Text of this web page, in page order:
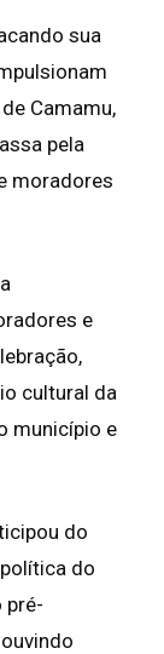
sua
Camamu,
pela
moradores
e
cultural da
município e
do
do
pré-